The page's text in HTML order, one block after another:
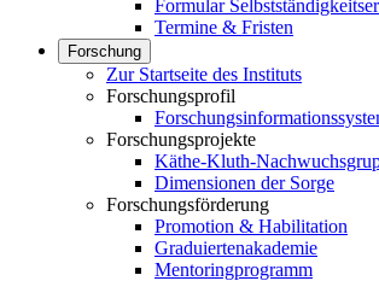
Formular
Termine & Fristen
Forschung
Zur Startseite des Instituts
Forschungsprofil
Forschungsprojekte
Käthe-Kluth-
Dimensionen der Sorge
Forschungsförderung
Promotion & Habilitation
Graduiertenakademie
Mentoringprogramm